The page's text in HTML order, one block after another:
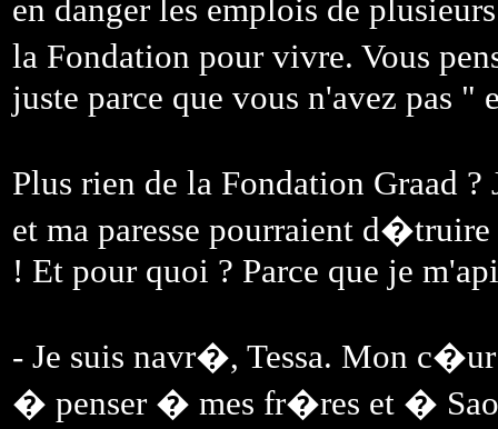
en danger les emplois de
la Fondation pour vivre. Vous
juste parce que vous n'avez pas
Plus rien de la Fondation Graad
et ma paresse pourraient
! Et pour quoi ? Parce que je
- Je suis navr�, Tessa. Mon c�ur
� penser � mes fr�res et �